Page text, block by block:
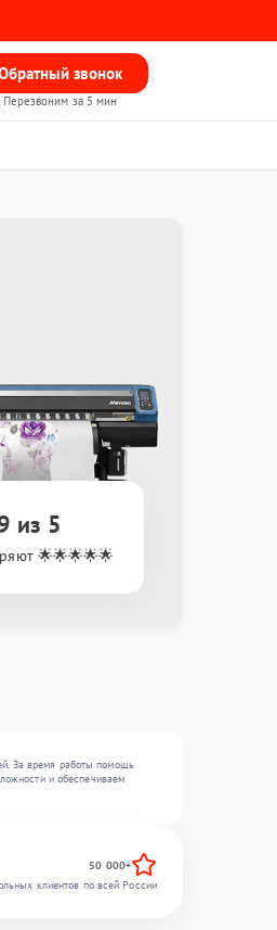
звонок
Перезвоним за 5 мин
из 5
🌟🌟🌟🌟🌟
За время работы помощь
и обеспечиваем
50 000+
клиентов по всей России